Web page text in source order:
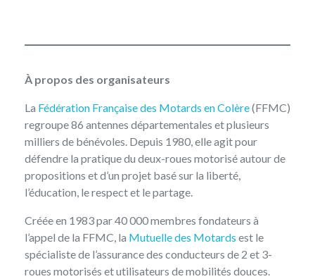
À propos des organisateurs
La Fédération Française des Motards en Colère(FFMC)
regroupe 86 antennes départementales et plusieurs
milliers de bénévoles. Depuis 1980, elle agit pour
défendre la pratique du deux-roues motorisé autour de
propositions et d’un projet basé sur la liberté,
l’éducation, le respect et le partage.
Créée en 1983 par 40 000 membres fondateurs à
l’appel de la FFMC, la Mutuelle des Motards est le
spécialiste de l’assurance des conducteurs de 2 et 3-
roues motorisés et utilisateurs de mobilités douces.